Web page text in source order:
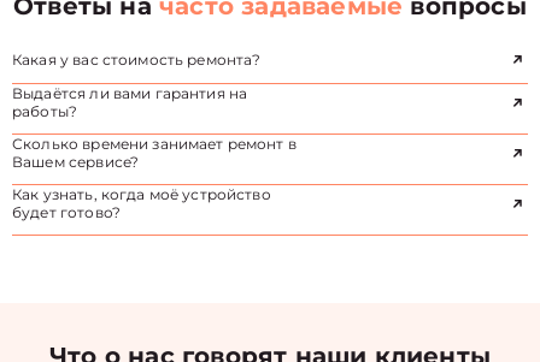
Ответы начасто задаваемые вопросы
Какая у вас стоимость ремонта?
Выдаётся ли вами гарантия на
работы?
Сколько времени занимает ремонт в
Вашем сервисе?
Как узнать, когда моё устройство
будет готово?
Что о нас говорят наши клиенты